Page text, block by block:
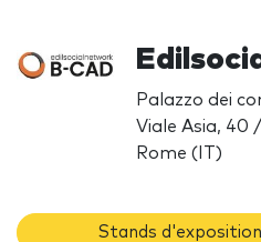
Palazzo dei
Viale Asia, 40
Rome (IT)
Stands